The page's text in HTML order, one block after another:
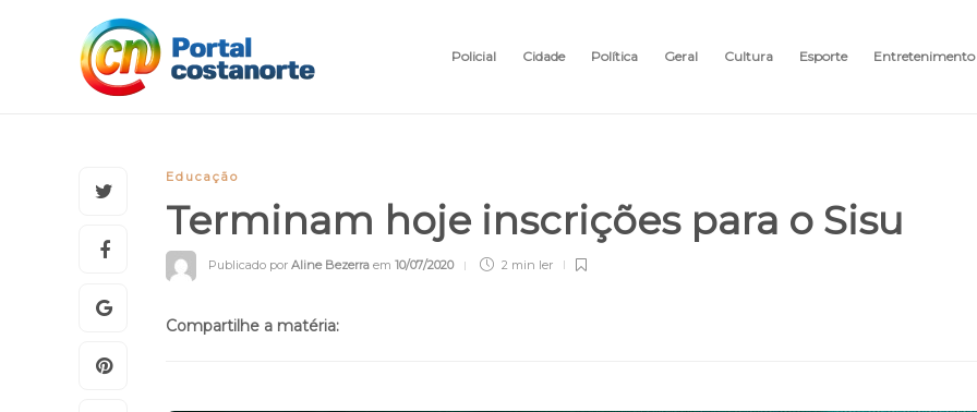
Policial Cidade Política Geral Cultura Esporte Entretenimento
Educação
Terminam hoje inscrições para o Sisu
Publicado por Aline Bezerra em 10/07/2020 2 min ler
Compartilhe a matéria: